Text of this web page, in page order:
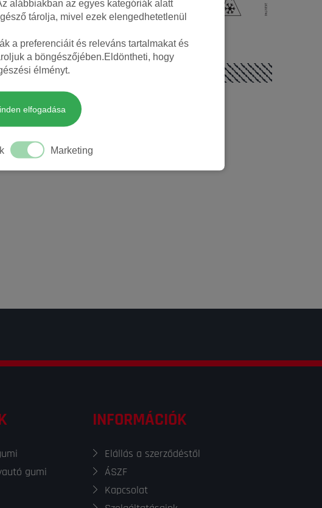
Nem
alábbiakban az egyes kategóriák alatt
tárolja, mivel ezek elengedhetetlenül
a preferenciáit és releváns tartalmakat és
a böngészőjében.Eldöntheti, hogy
élményt.
elfogadása
Marketing
gumi
INFORMÁCIÓK
Elállás a szerződéstől
ÁSZF
Kapcsolat